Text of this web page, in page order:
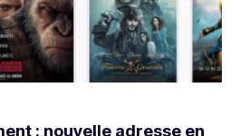
: nouvelle adresse en